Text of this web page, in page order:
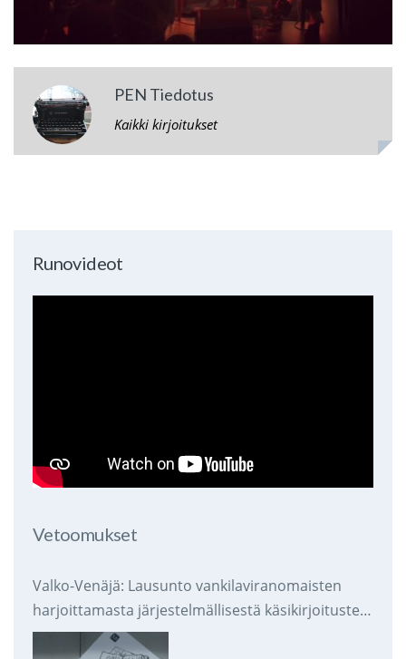
PEN Tiedotus
Kaikki kirjoitukset
Runovideot
Vetoomukset
Valko-Venäjä: Lausunto vankilaviranomaisten
harjoittamasta järjestelmällisestä käsikirjoitusten
takavarikoinnista ja tuhoamisesta